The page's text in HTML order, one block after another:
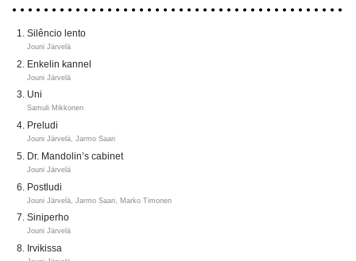
Silêncio lento
Jouni Järvelä
Enkelin kannel
Jouni Järvelä
Uni
Samuli Mikkonen
Preludi
Jouni Järvelä, Jarmo Saari
Dr. Mandolin’s cabinet
Jouni Järvelä
Postludi
Jouni Järvelä, Jarmo Saari, Marko Timonen
Siniperho
Jouni Järvelä
Irvikissa